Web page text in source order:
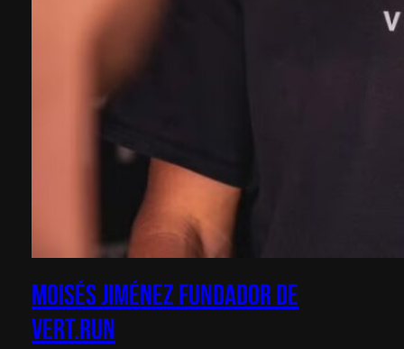
Moisés Jiménez fundador de
vert.run